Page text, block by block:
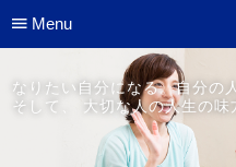
Menu
なりたい自分になる。自分の
そして、 大切な人の人生の味